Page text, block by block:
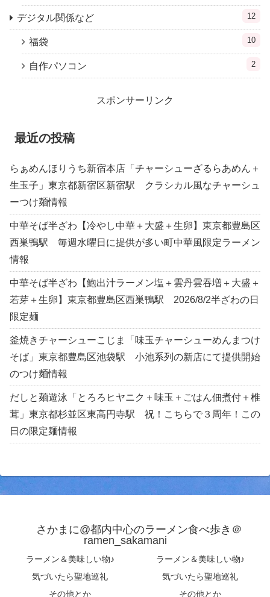
デジタル関係など 12
福袋 10
自作パソコン 2
スポンサーリンク
最近の投稿
らぁめんほりうち新宿本店「チャーシューざるらあめん＋
生玉子」東京都新宿区新宿駅 クラシカル風なチャーシュ
ーつけ麺情報
中華そば半ざわ【冷やし中華＋大盛＋生卵】東京都豊島区
西巣鴨駅 毎週水曜日に提供が多い町中華風限定ラーメン
情報
中華そば半ざわ【鮑出汁ラーメン塩＋雲丹雲吞増＋大盛＋
若芽＋生卵】東京都豊島区西巣鴨駅 2026/8/2半ざわの日
限定麺
釜焼きチャーシューこじま「味玉チャーシューめんまつけ
そば」東京都豊島区池袋駅 小池系列の新店にて提供開始
のつけ麺情報
だしと麺遊泳「とろろヒヤニク＋味玉＋ごはん佃煮付＋椎
茸」東京都杉並区東高円寺駅 祝！こちらで３周年！この
日の限定麺情報
さかまに@都内中心のラーメン食べ歩き＠
ramen_sakamani
ラーメン＆美味しい物♪
ラーメン＆美味しい物♪
気づいたら聖地巡礼
気づいたら聖地巡礼
その他とか
その他とか